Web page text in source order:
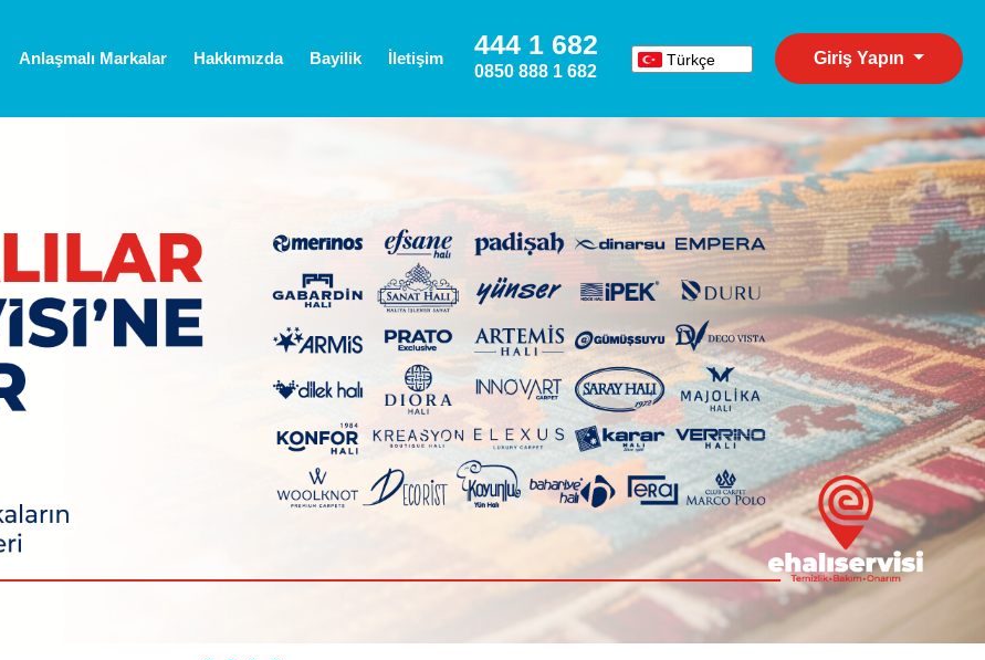
Anlaşmalı Markalar Hakkımızda Bayilik İletişim 444 1 682
0850 888 1 682
Türkçe
Español
Deutsch
Русский
عربي
Giriş Yapın